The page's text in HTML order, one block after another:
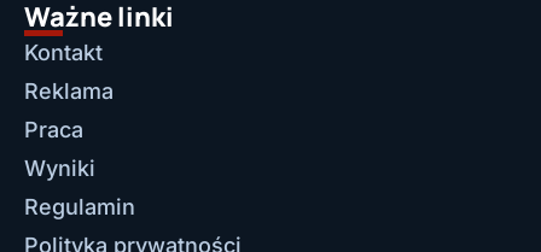
Ważne linki
Kontakt
Reklama
Praca
Wyniki
Regulamin
Polityka prywatności